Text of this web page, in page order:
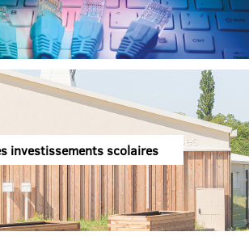
investissements scolaires